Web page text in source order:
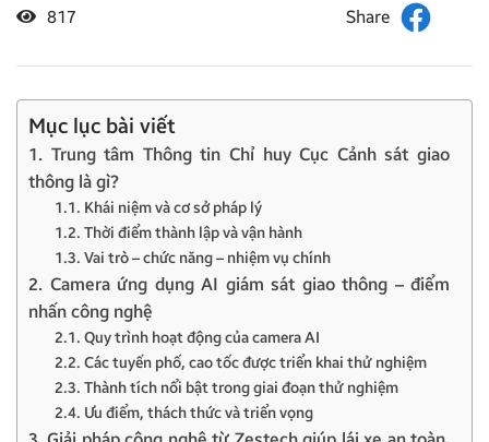
817
Mục lục bài viết
1. Trung tâm Thông tin Chỉ huy Cục Cảnh sát giao
thông là gì?
1.1. Khái niệm và cơ sở pháp lý
1.2. Thời điểm thành lập và vận hành
1.3. Vai trò – chức năng – nhiệm vụ chính
2. Camera ứng dụng AI giám sát giao thông – điểm
nhấn công nghệ
2.1. Quy trình hoạt động của camera AI
2.2. Các tuyến phố, cao tốc được triển khai thử nghiệm
2.3. Thành tích nổi bật trong giai đoạn thử nghiệm
2.4. Ưu điểm, thách thức và triển vọng